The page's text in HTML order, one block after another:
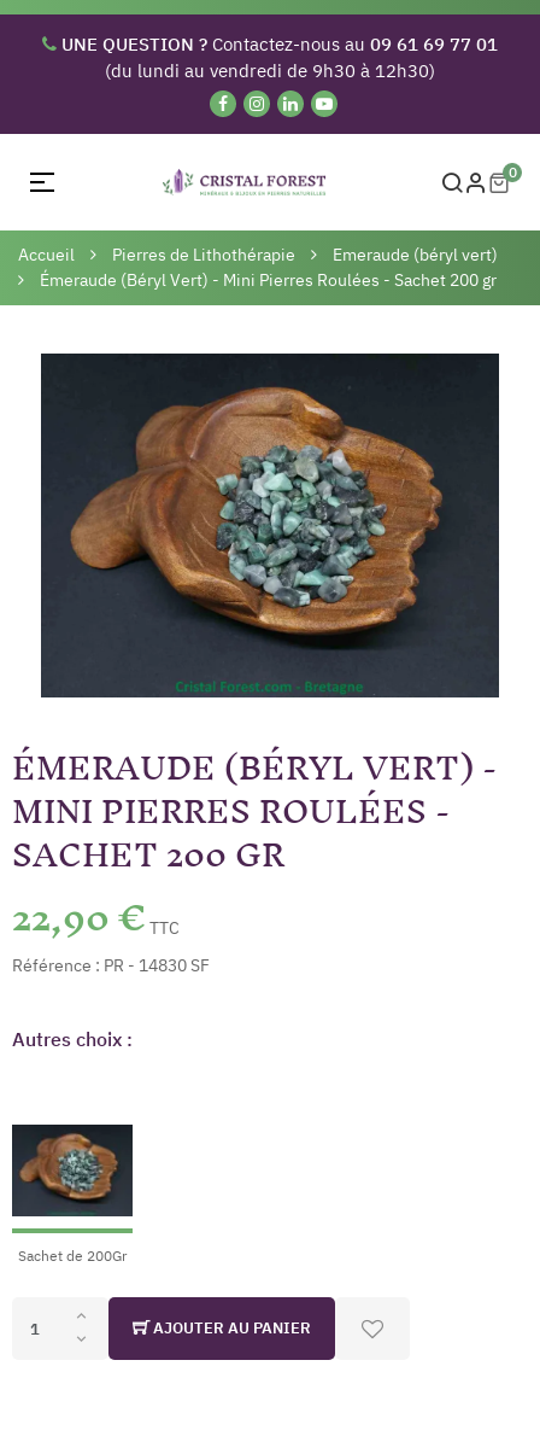
UNE QUESTION ? Contactez-nous au 09 61 69 77 01
(du lundi au vendredi de 9h30 à 12h30)
Basculer
navigation
☰ 0
Accueil Pierres de Lithothérapie
Emeraude (béryl vert)
Émeraude (Béryl Vert) - Mini Pierres Roulées - Sachet 200 gr
ÉMERAUDE (BÉRYL VERT) -
MINI PIERRES ROULÉES -
SACHET 200 GR
22,90 € TTC
Référence : PR - 14830 SF
Autres choix :
Sachet de 200Gr
AJOUTER AU PANIER